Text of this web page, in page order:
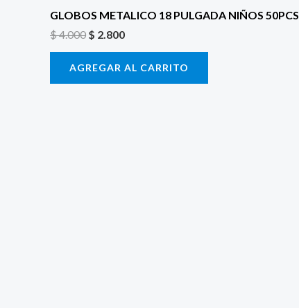
GLOBOS METALICO 18 PULGADA NIÑOS 50PCS
$4.000 $ 2.800
AGREGAR AL CARRITO